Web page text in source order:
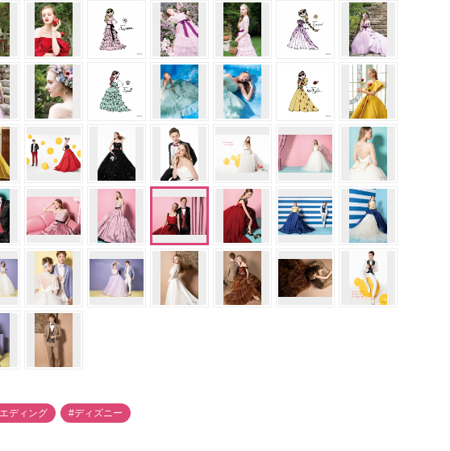
ディング #ディズニー